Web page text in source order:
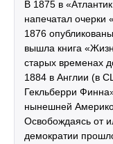
В 1875 в
напечатал
1876
вышла книга
старых временах
1884 в Англии (в
Гекльберри
нынешней
Освобождаясь от
демократии